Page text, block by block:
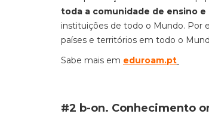
toda a comunidade de ensino e
instituições de todo o Mundo. Por
países e territórios em todo o
Sabe mais em eduroam.pt
#2 b-on. Conhecimento